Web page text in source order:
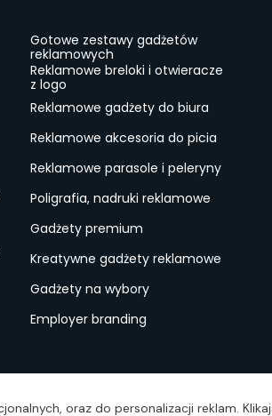
Gotowe zestawy gadżetów
reklamowych
Reklamowe breloki i otwieracze
z logo
Reklamowe gadżety do biura
Reklamowe akcesoria do picia
Reklamowe parasole i peleryny
Poligrafia, nadruki reklamowe
Gadżety premium
Kreatywne gadżety reklamowe
Gadżety na wybory
Employer branding
oraz do personalizacji reklam.